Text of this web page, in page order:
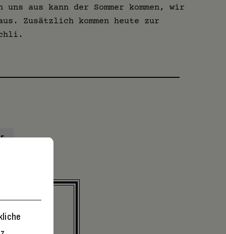
aus kann der Sommer kommen, wir
Zusätzlich kommen heute zur